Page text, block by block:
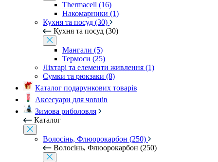
Thermacell (16)
Накомарники (1)
Кухня та посуд (30)
Кухня та посуд (30)
Мангали (5)
Термоси (25)
Ліхтарі та елементи живлення (1)
Сумки та рюкзаки (8)
Каталог подарункових товарів
Аксесуари для човнів
Зимова риболовля
Каталог
Волосінь, Флюорокарбон (250)
Волосінь, Флюорокарбон (250)